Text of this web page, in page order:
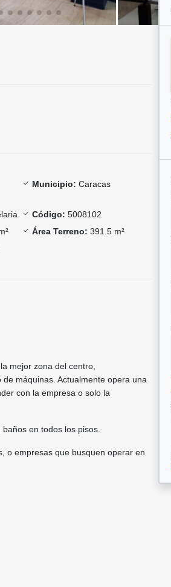
Municipio: Caracas
Código: 5008102
Área Terreno: 391.5 m²
mejor zona del centro,
máquinas. Actualmente opera una
con la empresa o solo la
en todos los pisos.
o empresas que busquen operar en